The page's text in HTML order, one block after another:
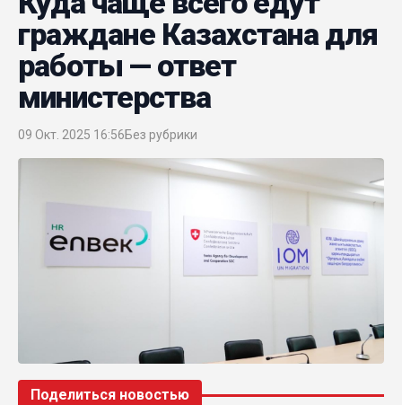
граждане Казахстана для
работы — ответ
министерства
09 Окт. 2025 16:56Без рубрики
Поделиться новостью